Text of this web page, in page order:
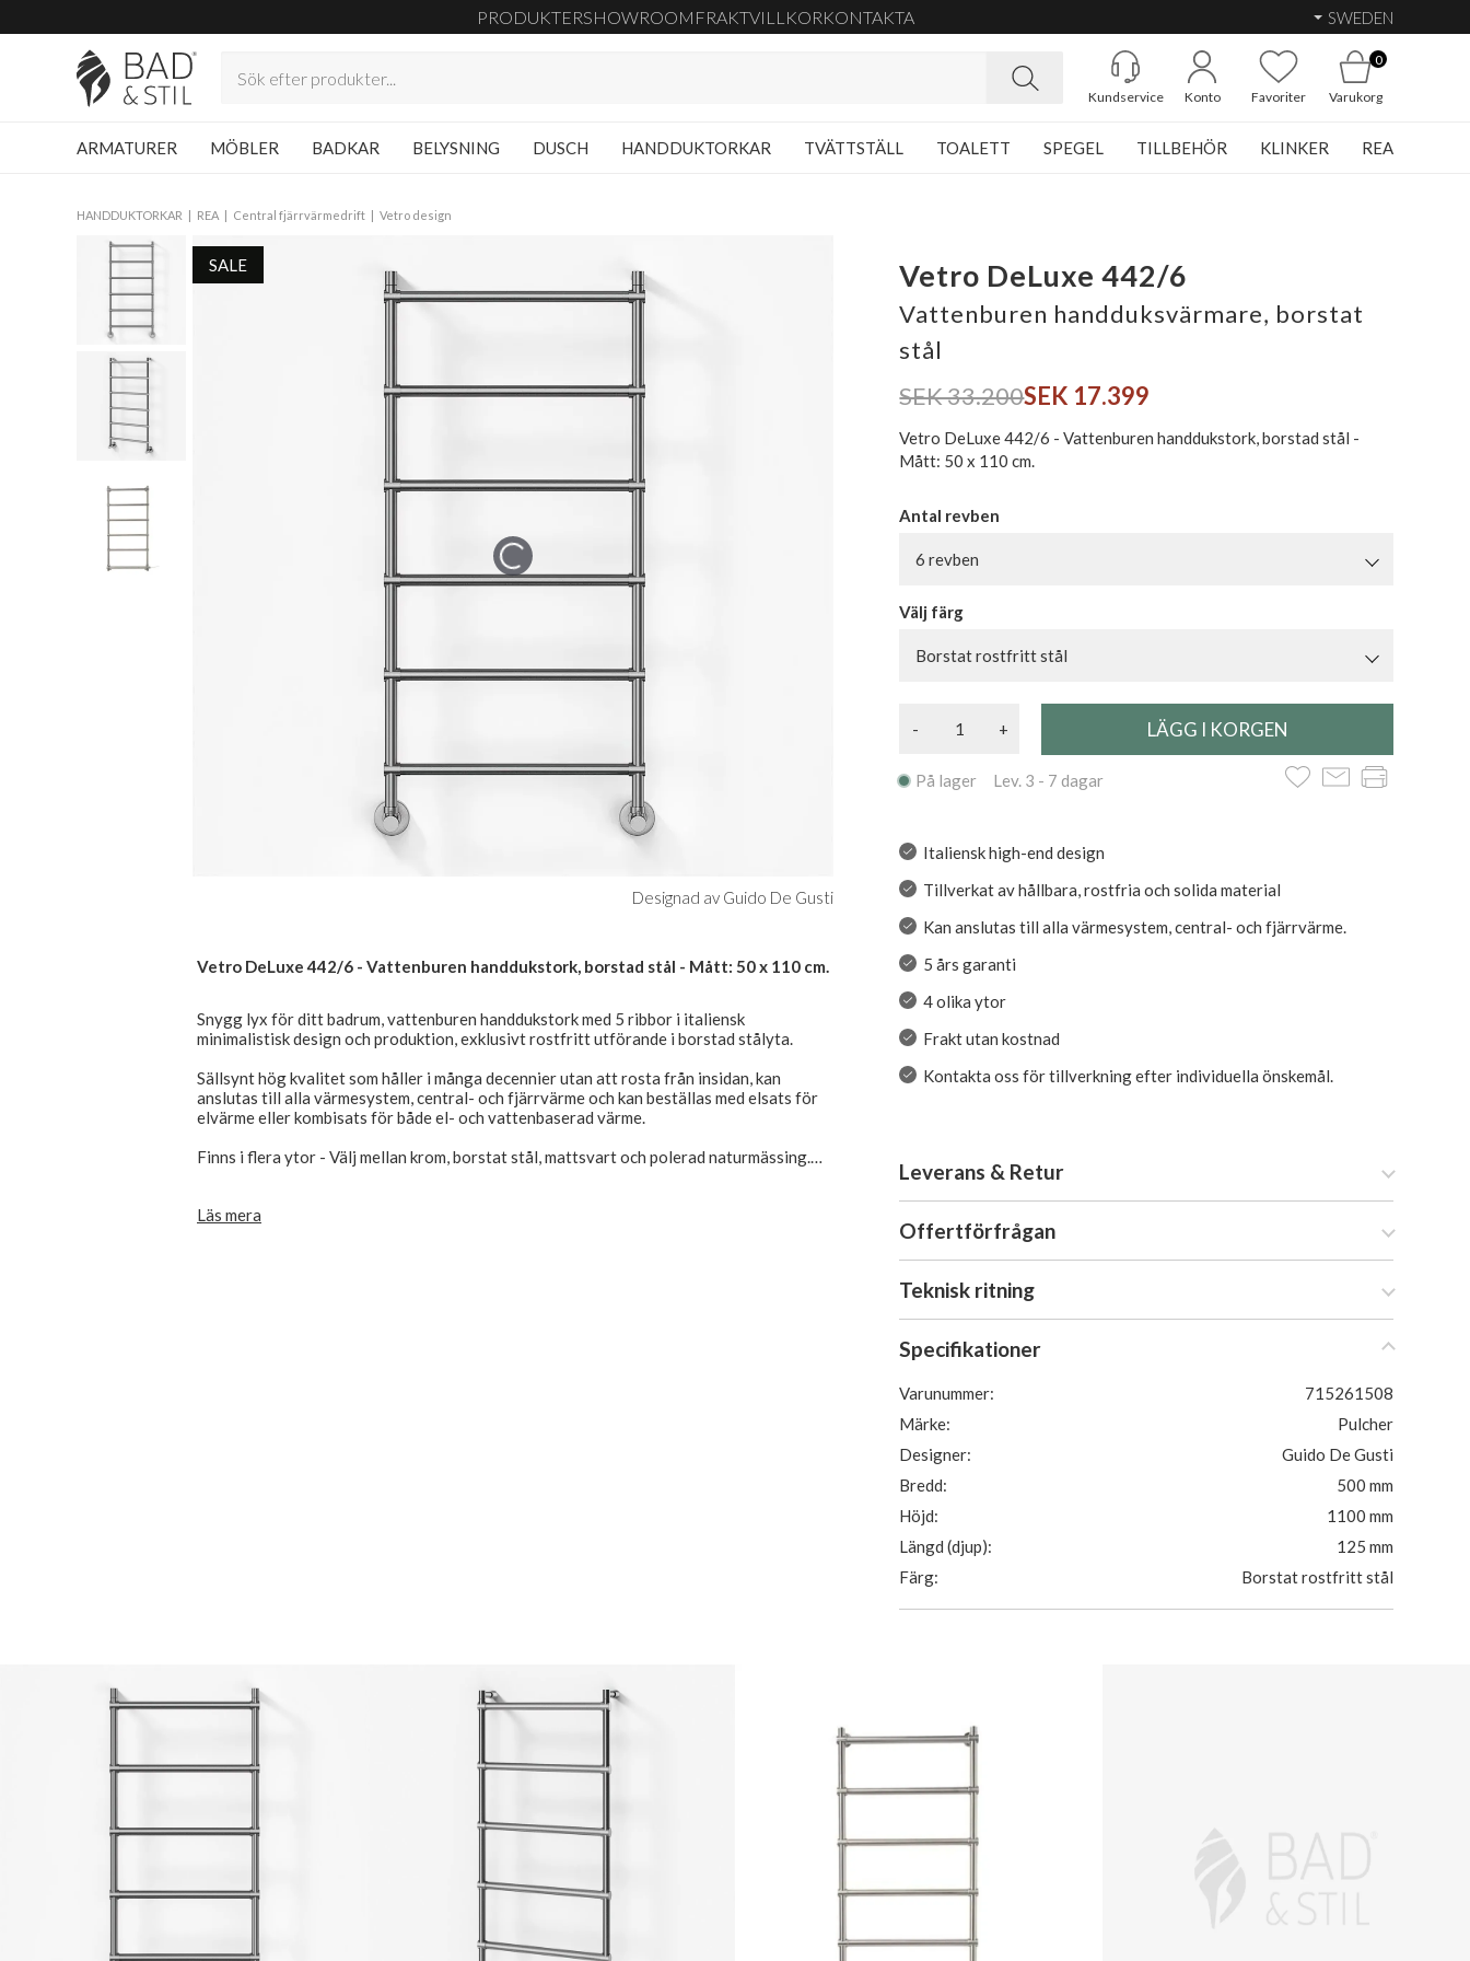
PRODUKTERSHOWROOM FRAKTVILLKORKONTAKTA SWEDEN
Kundservice Konto Favoriter
0
Varukorg
ARMATURER MÖBLER BADKAR BELYSNING DUSCH HANDDUKTORKAR TVÄTTSTÄLL TOALETT SPEGEL TILLBEHÖR KLINKER REA
HANDDUKTORKAR REA Central fjärrvärmedrift Vetro design
SALE
Designad av Guido De Gusti
Vetro DeLuxe 442/6 - Vattenburen handdukstork, borstad stål - Mått: 50 x 110 cm.
Snygg lyx för ditt badrum, vattenburen handdukstork med 5 ribbor i italiensk
minimalistisk design och produktion, exklusivt rostfritt utförande i borstad stålyta.
Sällsynt hög kvalitet som håller i många decennier utan att rosta från insidan, kan
anslutas till alla värmesystem, central- och fjärrvärme och kan beställas med elsats för
elvärme eller kombisats för både el- och vattenbaserad värme.
Finns i flera ytor - Välj mellan krom, borstat stål, mattsvart och polerad naturmässing.
Läs mera
Vetro DeLuxe 442/6
Vattenburen handduksvärmare, borstat
stål
SEK 33.200SEK 17.399
Vetro DeLuxe 442/6 - Vattenburen handdukstork, borstad stål -
Mått: 50 x 110 cm.
Antal revben
6 revben
Välj färg
Borstat rostfritt stål
- +
På lager Lev. 3 - 7 dagar
Italiensk high-end design
Tillverkat av hållbara, rostfria och solida material
Kan anslutas till alla värmesystem, central- och fjärrvärme.
5 års garanti
4 olika ytor
Frakt utan kostnad
Kontakta oss för tillverkning efter individuella önskemål.
Leverans & Retur
Offertförfrågan
Teknisk ritning
Specifikationer
Varunummer:
715261508
Märke:
Pulcher
Designer:
Guido De Gusti
Bredd:
500 mm
Höjd:
1100 mm
Längd (djup):
125 mm
Färg:
Borstat rostfritt stål